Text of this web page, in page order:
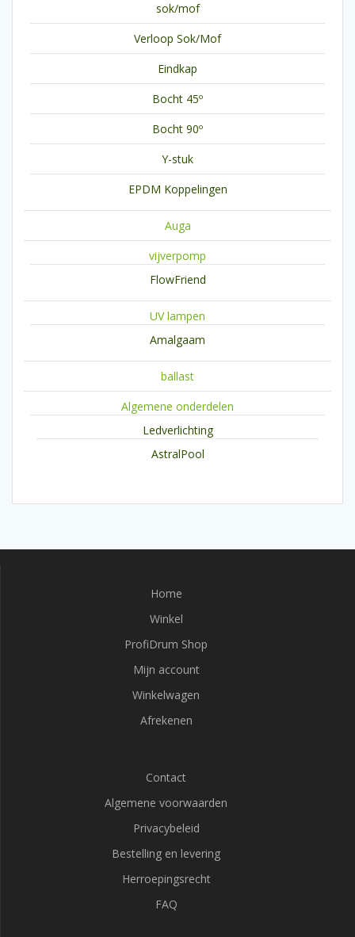
sok/mof
Verloop Sok/Mof
Eindkap
Bocht 45º
Bocht 90º
Y-stuk
EPDM Koppelingen
Auga
vijverpomp
FlowFriend
UV lampen
Amalgaam
ballast
Algemene onderdelen
Ledverlichting
AstralPool
Home
Winkel
ProfiDrum Shop
Mijn account
Winkelwagen
Afrekenen
Contact
Algemene voorwaarden
Privacybeleid
Bestelling en levering
Herroepingsrecht
FAQ